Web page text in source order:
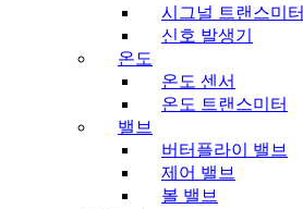
시그널 트랜스미터
신호 발생기
온도
온도 센서
온도 트랜스미터
밸브
버터플라이 밸브
제어 밸브
볼 밸브